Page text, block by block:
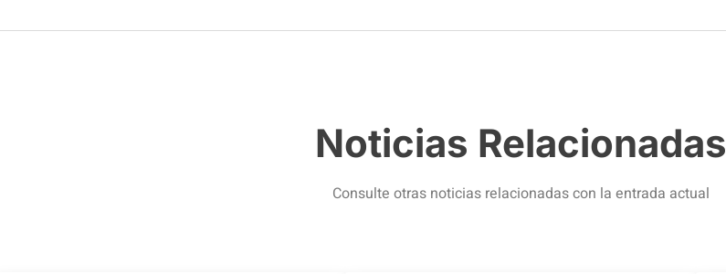
Noticias Relacionadas
Consulte otras noticias relacionadas con la entrada actual